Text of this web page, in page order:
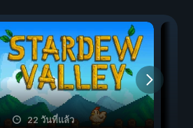
22 วันที่แล้ว